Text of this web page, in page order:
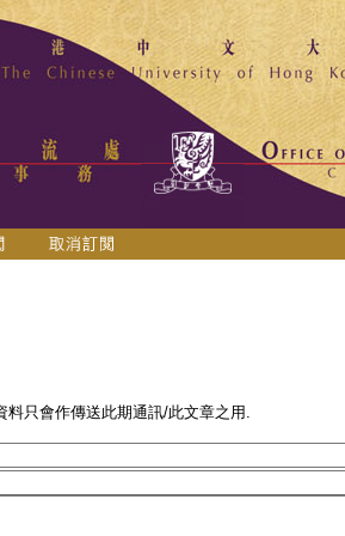
只會作傳送此期通訊/此文章之用.